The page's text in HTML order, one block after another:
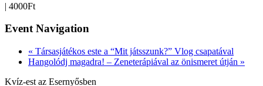
| 4000Ft
Event Navigation
« Társasjátékos este a “Mit játsszunk?” Vlog csapatával
Hangolódj magadra! – Zeneterápiával az önismeret útján »
Kvíz-est az Esernyősben